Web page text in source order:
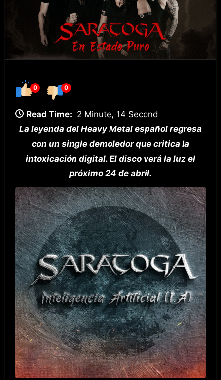
0 0
Read Time: 2 Minute, 14 Second
La leyenda del Heavy Metal español regresa
con un single demoledor que critica la
intoxicación digital. El disco verá la luz el
próximo 24 de abril.